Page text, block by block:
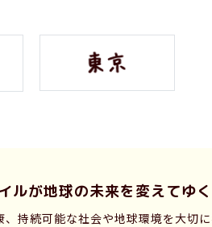
ルが地球の未来を変えてゆく
、持続可能な社会や地球環境を大切